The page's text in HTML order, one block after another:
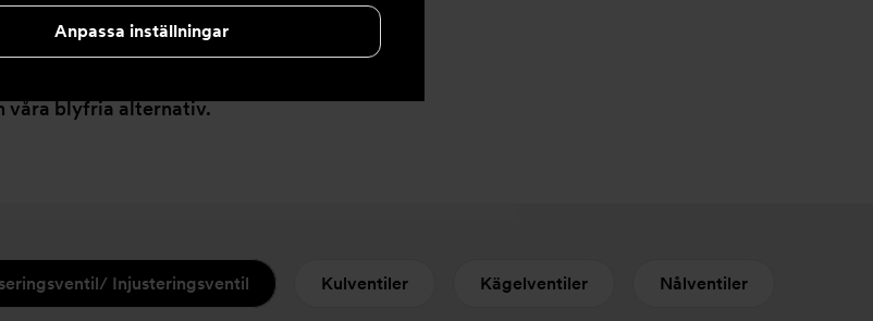
Anpassa inställningar
våra blyfria alternativ.
Injusteringsventil Kulventiler Kägelventiler Nålventiler